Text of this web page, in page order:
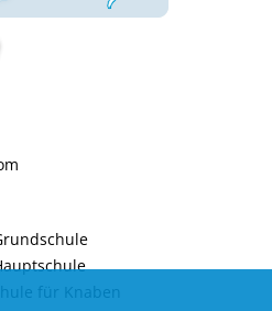
für Knaben